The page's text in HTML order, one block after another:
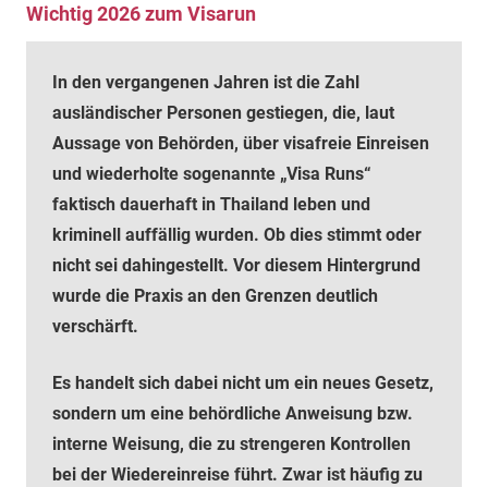
Wichtig 2026 zum Visarun
In den vergangenen Jahren ist die Zahl
ausländischer Personen gestiegen, die, laut
Aussage von Behörden, über visafreie Einreisen
und wiederholte sogenannte „Visa Runs“
faktisch dauerhaft in Thailand leben und
kriminell auffällig wurden. Ob dies stimmt oder
nicht sei dahingestellt. Vor diesem Hintergrund
wurde die Praxis an den Grenzen deutlich
verschärft.
Es handelt sich dabei nicht um ein neues Gesetz,
sondern um eine behördliche Anweisung bzw.
interne Weisung, die zu strengeren Kontrollen
bei der Wiedereinreise führt. Zwar ist häufig zu